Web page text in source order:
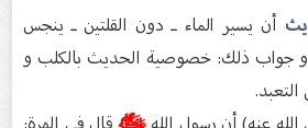
أن يسير الماء ـ دون القلتين ـ ينجس
جواب ذلك: خصوصية الحديث بالكلب و